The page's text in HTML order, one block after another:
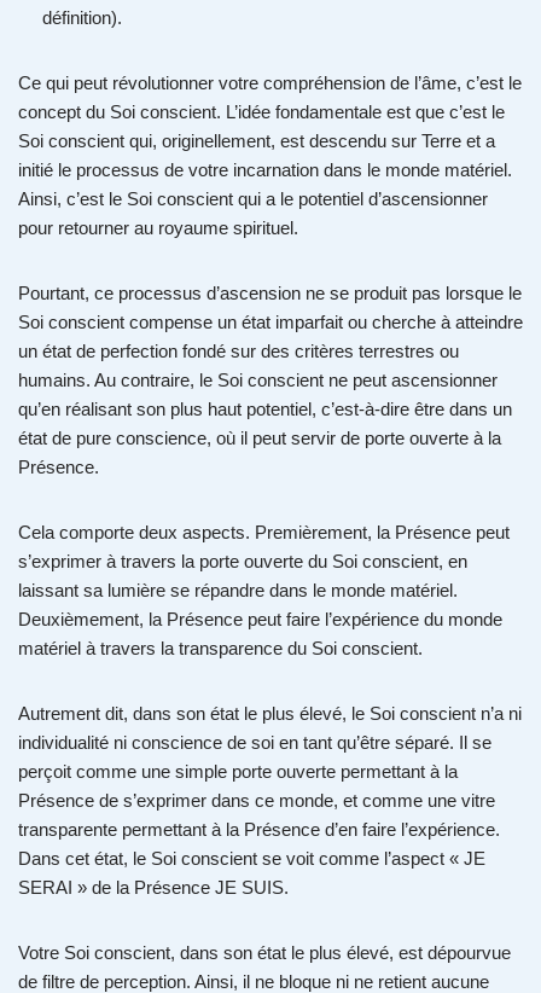
définition).
Ce qui peut révolutionner votre compréhension de l’âme, c’est le
concept du Soi conscient. L’idée fondamentale est que c’est le
Soi conscient qui, originellement, est descendu sur Terre et a
initié le processus de votre incarnation dans le monde matériel.
Ainsi, c’est le Soi conscient qui a le potentiel d’ascensionner
pour retourner au royaume spirituel.
Pourtant, ce processus d’ascension ne se produit pas lorsque le
Soi conscient compense un état imparfait ou cherche à atteindre
un état de perfection fondé sur des critères terrestres ou
humains. Au contraire, le Soi conscient ne peut ascensionner
qu’en réalisant son plus haut potentiel, c’est-à-dire être dans un
état de pure conscience, où il peut servir de porte ouverte à la
Présence.
Cela comporte deux aspects. Premièrement, la Présence peut
s’exprimer à travers la porte ouverte du Soi conscient, en
laissant sa lumière se répandre dans le monde matériel.
Deuxièmement, la Présence peut faire l’expérience du monde
matériel à travers la transparence du Soi conscient.
Autrement dit, dans son état le plus élevé, le Soi conscient n’a ni
individualité ni conscience de soi en tant qu’être séparé. Il se
perçoit comme une simple porte ouverte permettant à la
Présence de s’exprimer dans ce monde, et comme une vitre
transparente permettant à la Présence d’en faire l’expérience.
Dans cet état, le Soi conscient se voit comme l’aspect « JE
SERAI » de la Présence JE SUIS.
Votre Soi conscient, dans son état le plus élevé, est dépourvue
de filtre de perception. Ainsi, il ne bloque ni ne retient aucune